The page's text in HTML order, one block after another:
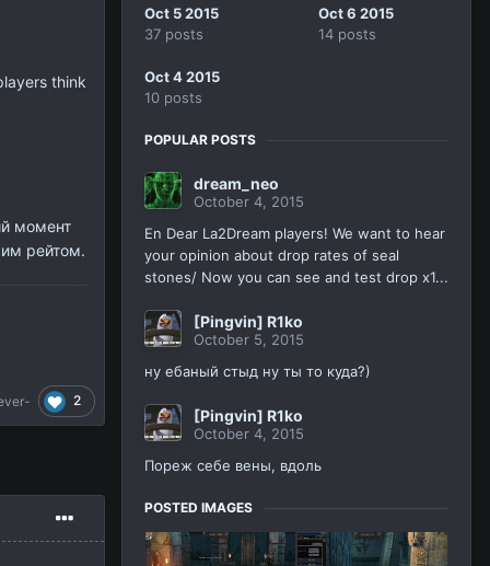
think
момент
рейтом.
2
Oct 5 2015
37 posts
Oct 6 2015
14 posts
Oct 4 2015
10 posts
POPULAR POSTS
dream_neo
October 4, 2015
En Dear La2Dream players! We want to hear
your opinion about drop rates of seal
stones/ Now you can see and test drop x1...
[Pingvin] R1ko
October 5, 2015
ну ебаный стыд ну ты то куда?)
[Pingvin] R1ko
October 4, 2015
Пореж себе вены, вдоль
POSTED IMAGES